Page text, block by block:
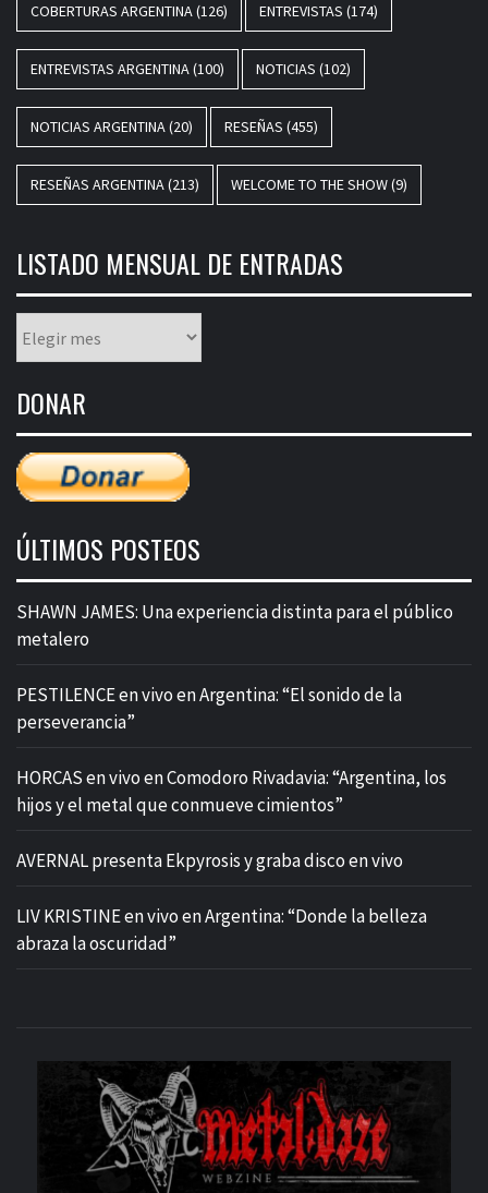
COBERTURAS ARGENTINA(126) ENTREVISTAS (174)
ENTREVISTAS ARGENTINA(100) NOTICIAS (102)
NOTICIAS ARGENTINA(20) RESEÑAS (455)
RESEÑAS ARGENTINA(213) WELCOME TO THE SHOW(9)
LISTADO MENSUAL DE ENTRADAS
mensual
entradas
DONAR
ÚLTIMOS POSTEOS
SHAWN JAMES: Una experiencia distinta para el público
metalero
PESTILENCE en vivo en Argentina: “El sonido de la
perseverancia”
HORCAS en vivo en Comodoro Rivadavia: “Argentina, los
hijos y el metal que conmueve cimientos”
AVERNAL presenta Ekpyrosis y graba disco en vivo
LIV KRISTINE en vivo en Argentina: “Donde la belleza
abraza la oscuridad”